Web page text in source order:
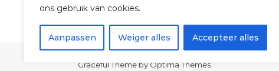
ons gebruik van cookies.
Aanpassen Weiger alles Accepteer alles
Graceful Theme by Optima Themes